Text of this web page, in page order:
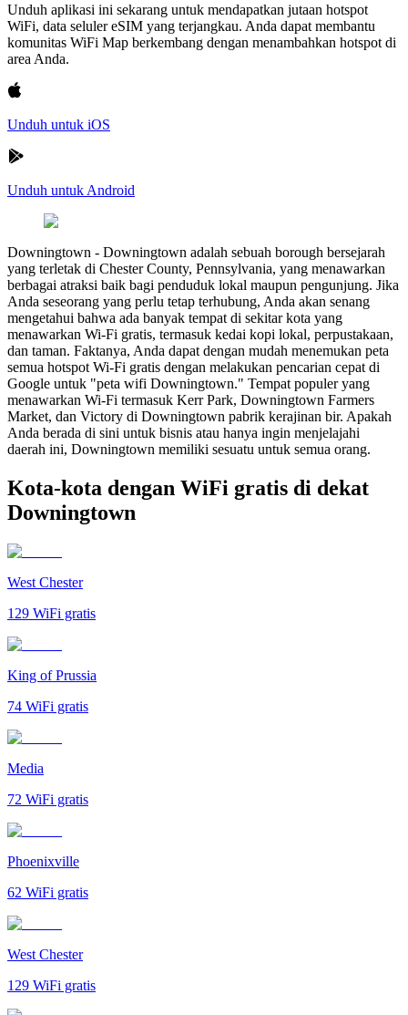
Unduh aplikasi ini sekarang untuk mendapatkan jutaan hotspot
WiFi, data seluler eSIM yang terjangkau. Anda dapat membantu
komunitas WiFi Map berkembang dengan menambahkan hotspot di
area Anda.
Unduh untuk iOS
Unduh untuk Android
Downingtown - Downingtown adalah sebuah borough bersejarah
yang terletak di Chester County, Pennsylvania, yang menawarkan
berbagai atraksi baik bagi penduduk lokal maupun pengunjung. Jika
Anda seseorang yang perlu tetap terhubung, Anda akan senang
mengetahui bahwa ada banyak tempat di sekitar kota yang
menawarkan Wi-Fi gratis, termasuk kedai kopi lokal, perpustakaan,
dan taman. Faktanya, Anda dapat dengan mudah menemukan peta
semua hotspot Wi-Fi gratis dengan melakukan pencarian cepat di
Google untuk "peta wifi Downingtown." Tempat populer yang
menawarkan Wi-Fi termasuk Kerr Park, Downingtown Farmers
Market, dan Victory di Downingtown pabrik kerajinan bir. Apakah
Anda berada di sini untuk bisnis atau hanya ingin menjelajahi
daerah ini, Downingtown memiliki sesuatu untuk semua orang.
Kota-kota dengan WiFi gratis di dekat
Downingtown
West Chester
129 WiFi gratis
King of Prussia
74 WiFi gratis
Media
72 WiFi gratis
Phoenixville
62 WiFi gratis
West Chester
129 WiFi gratis